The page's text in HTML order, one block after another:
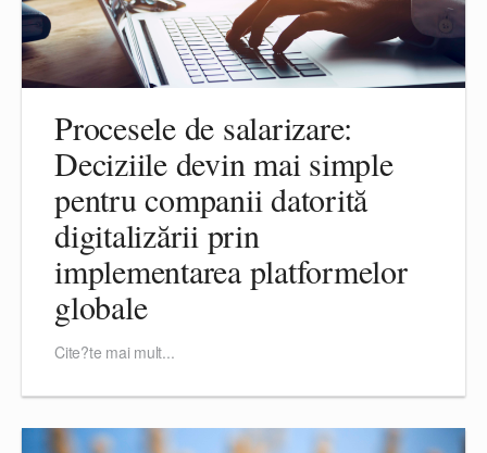
Procesele de salarizare:
Deciziile devin mai simple
pentru companii datorită
digitalizării prin
implementarea platformelor
globale
Cite?te mai mult...